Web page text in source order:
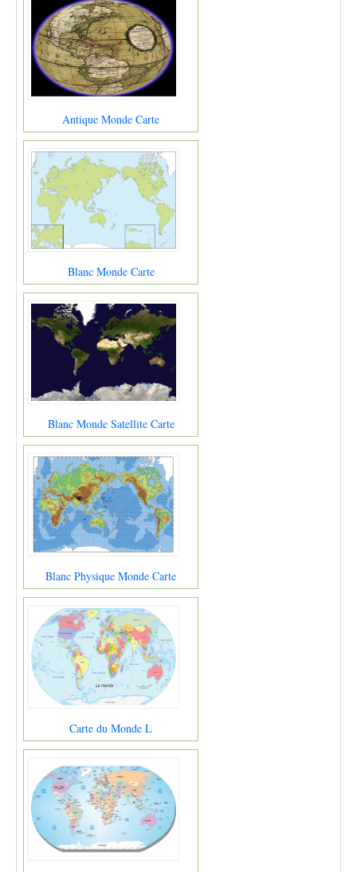
Antique Monde Carte
Blanc Monde Carte
Blanc Monde Satellite Carte
Blanc Physique Monde Carte
Carte du Monde L